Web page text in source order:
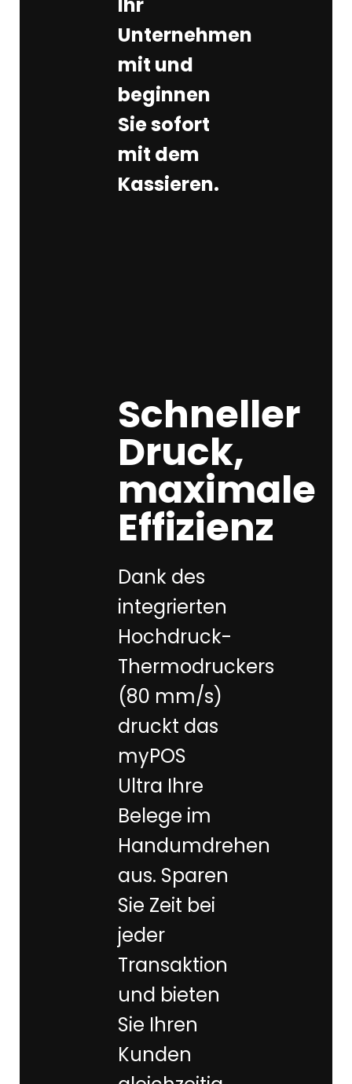
Ihr
Unternehmen
mit und
beginnen
Sie sofort
mit dem
Kassieren.
Schneller
Druck,
maximale
Effizienz
Dank des
integrierten
Hochdruck-
Thermodruckers
(80 mm/s)
druckt das
myPOS
Ultra Ihre
Belege im
Handumdrehen
aus. Sparen
Sie Zeit bei
jeder
Transaktion
und bieten
Sie Ihren
Kunden